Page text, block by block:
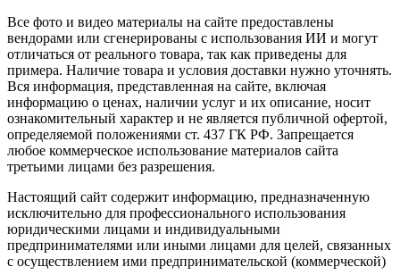
Все фото и видео материалы на сайте предоставлены
вендорами или сгенерированы с использования ИИ и могут
отличаться от реального товара, так как приведены для
примера. Наличие товара и условия доставки нужно уточнять.
Вся информация, представленная на сайте, включая
информацию о ценах, наличии услуг и их описание, носит
ознакомительный характер и не является публичной офертой,
определяемой положениями ст. 437 ГК РФ. Запрещается
любое коммерческое использование материалов сайта
третьими лицами без разрешения.
Настоящий сайт содержит информацию, предназначенную
исключительно для профессионального использования
юридическими лицами и индивидуальными
предпринимателями или иными лицами для целей, связанных
с осуществлением ими предпринимательской (коммерческой)